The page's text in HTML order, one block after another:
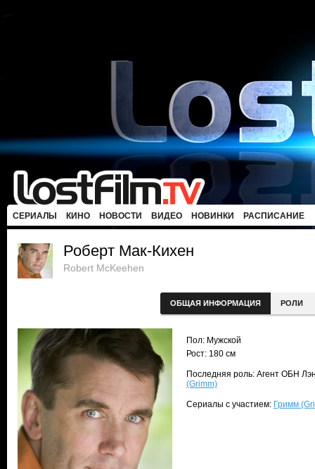
СЕРИАЛЫ КИНО НОВОСТИ ВИДЕО НОВИНКИ РАСПИСАНИЕ
Роберт Мак-Кихен
Robert McKeehen
ОБЩАЯ ИНФОРМАЦИЯ РОЛИ
Пол: Мужской
Рост: 180 см
Последняя роль: Агент ОБН
(Grimm)
Сериалы с участием: Гримм